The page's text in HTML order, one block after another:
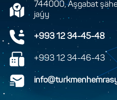
744000, Aşgabat
jaýy
+993 12 34-45-48
+993 12 34-46-43